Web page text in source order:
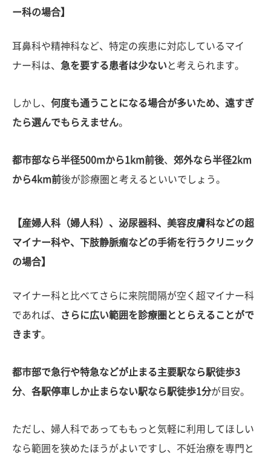
ー科の場合】
耳鼻科や精神科など、特定の疾患に対応しているマイ
ナー科は、 急を要する患者は少ないと考えられます。
しかし、 何度も通うことになる場合が多いため、遠すぎ
たら選んでもらえません。
都市部なら半径500mから1km前後、 郊外なら半径2km
から4km前後が診療圏と考えるといいでしょう。
【産婦人科（婦人科）、泌尿器科、美容皮膚科などの超
マイナー科や、下肢静脈瘤などの手術を行うクリニック
の場合】
マイナー科と比べてさらに来院間隔が空く超マイナー科
であれば、
さらに広い範囲を診療圏ととらえることがで
きます。
都市部で急行や特急などが止まる主要駅なら駅徒歩3
分、 各駅停車しか止まらない駅なら駅徒歩1分が目安。
ただし、婦人科であってももっと気軽に利用してほしい
なら範囲を狭めたほうがよいですし、不妊治療を専門と